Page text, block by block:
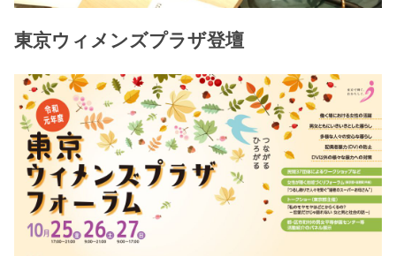
東京ウィメンズプラザ登壇